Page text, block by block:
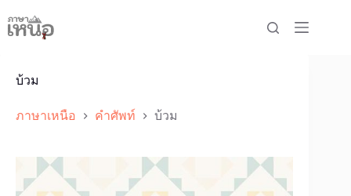
to
content
บ้วม
ภาษาเหนือ คำศัพท์ บ้วม